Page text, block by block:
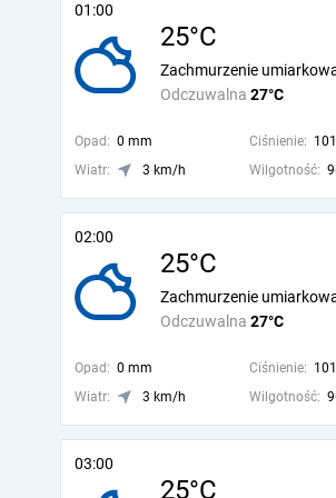
01:00
25°C
Odczuwalna 27°C
Zachmurzenie
Opad: 0 mm Ciśnienie:
Wiatr:
3 km/h Wilgotność:
02:00
25°C
Odczuwalna 27°C
Zachmurzenie
Opad: 0 mm Ciśnienie:
Wiatr:
3 km/h Wilgotność:
03:00
25°C